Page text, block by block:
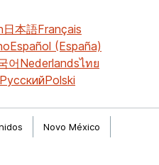
日本語Français
Español (España)
어Nederlandsไทย
РусскийPolski
Novo México